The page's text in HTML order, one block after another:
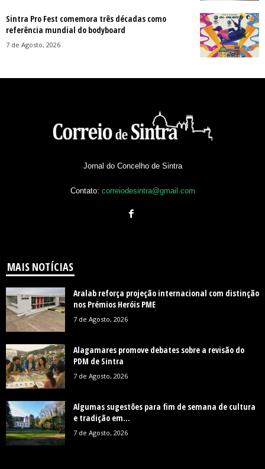
Sintra Pro Fest comemora três décadas como
referência mundial do bodyboard
7 de Agosto, 2026
Jornal do Concelho de Sintra
Contato: correiodesintra@gmail.com
MAIS NOTÍCIAS
Aralab reforça projeção internacional com distinção
nos Prémios Heróis PME
7 de Agosto, 2026
Alagamares promove debates sobre a revisão do
PDM de Sintra
7 de Agosto, 2026
Algumas sugestões para fim de semana de cultura
e tradição em...
7 de Agosto, 2026